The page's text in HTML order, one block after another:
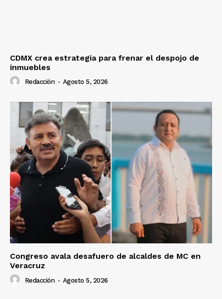
CDMX crea estrategia para frenar el despojo de
inmuebles
Redacción - Agosto 5, 2026
Congreso avala desafuero de alcaldes de MC en
Veracruz
Redacción - Agosto 5, 2026